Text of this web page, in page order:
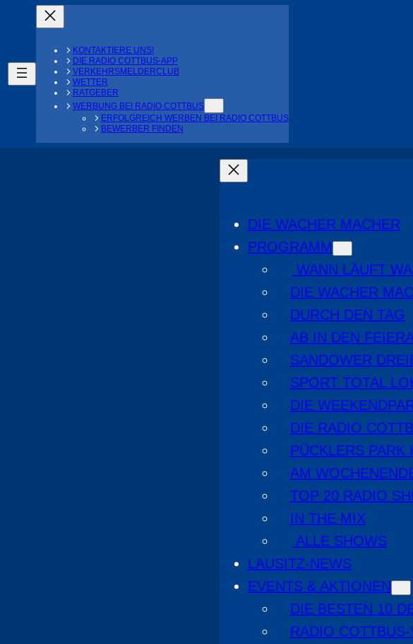
KONTAKTIERE UNS!
DIE RADIO COTTBUS-APP
VERKEHRSMELDERCLUB
WETTER
RATGEBER
WERBUNG BEI RADIO COTTBUS
ERFOLGREICH WERBEN BEI RADIO COTTBUS
BEWERBER FINDEN
DIE WACHER MACHER
PROGRAMM
WANN LÄUFT
DIE WACHER
DURCH DEN TAG
AB IN DEN
SANDOWER
SPORT TOTAL
DIE
DIE RADIO
PÜCKLERS PARK
AM
TOP 20 RADIO
IN THE MIX
ALLE SHOWS
LAUSITZ-NEWS
EVENTS & AKTIONEN
DIE BESTEN 10
RADIO